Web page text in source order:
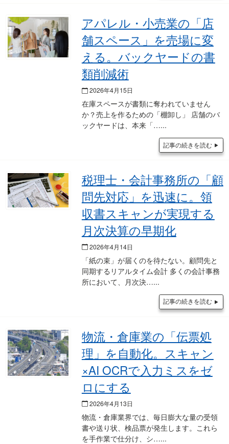
アパレル・小売業の「店
舗スペース」を売場に変
える。バックヤードの書
類削減術
2026年4月15日
在庫スペースが書類に奪われていません
か？売上を作るための「棚卸し」 店舗のバ
ックヤードは、本来「…
記事の続きを読む
税理士・会計事務所の「顧
問先対応」を迅速に。領
収書スキャンが実現する
月次決算の早期化
2026年4月14日
「紙の束」が届くのを待たない。顧問先と
同期するリアルタイム会計 多くの会計事務
所において、月次決…
記事の続きを読む
物流・倉庫業の「伝票処
理」を自動化。スキャン
×AI OCRで入力ミスをゼ
ロにする
2026年4月13日
物流・倉庫業界では、毎日膨大な量の受領
書や送り状、検品票が発生します。これら
を手作業で仕分け、シ…